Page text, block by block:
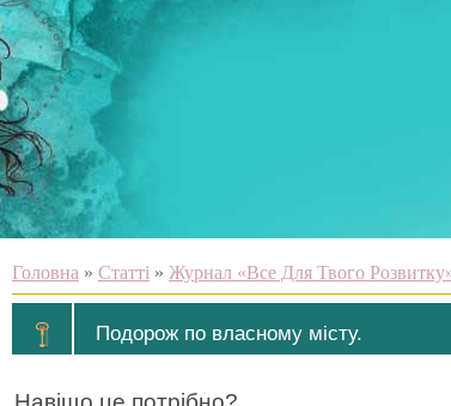
Головна » Статті » Журнал «Все Для Твого
Подорож по власному місту.